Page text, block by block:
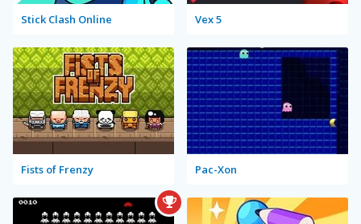
Stick Clash Online Vex 5
Fists of Frenzy Pac-Xon